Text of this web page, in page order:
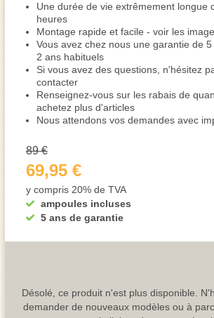
Une durée de vie extrêmement longue
heures
Montage rapide et facile - voir les
Vous avez chez nous une garantie de
2 ans habituels
Si vous avez des questions, n'hésitez
contacter
Renseignez-vous sur les rabais de
achetez plus d'articles
Nous attendons vos demandes avec
ampoules incluses
5 ans de garantie
89 €
69,95 €
y compris 20% de TVA
Désolé, ce produit n'est plus disponible.
demander de nouveaux modèles ou à